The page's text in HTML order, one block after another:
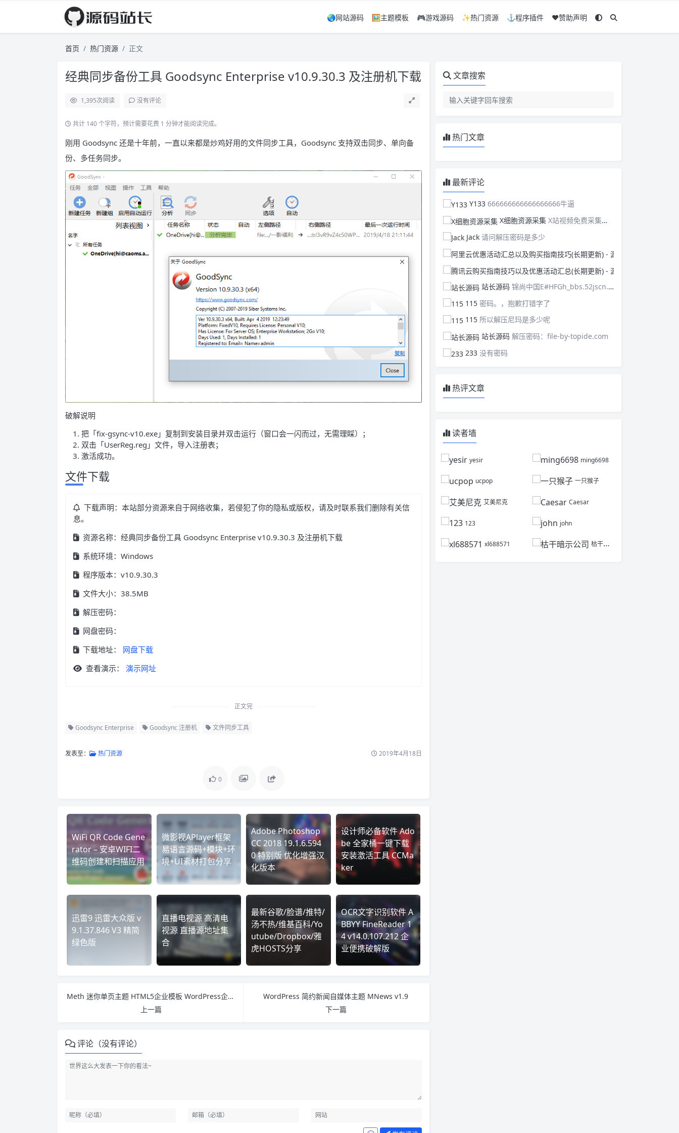
🌏网站源码 🖼️主题模板 🎮游戏源码 ✨热门资源 ⚓程序插件 ❤️赞助声明
首页 热门资源 正文
经典同步备份工具 Goodsync Enterprise v10.9.30.3 及注册机下载
1,395次阅读 没有评论
共计 140 个字符，预计需要花费 1 分钟才能阅读完成。
刚用 Goodsync 还是十年前，一直以来都是炒鸡好用的文件同步工具，Goodsync 支持双击同步、单向备
份、多任务同步。
破解说明
把「fix-gsync-v10.exe」复制到安装目录并双击运行（窗口会一闪而过，无需理睬）；
双击「UserReg.reg」文件，导入注册表；
激活成功。
文件下载
下载声明：本站部分资源来自于网络收集，若侵犯了你的隐私或版权，请及时联系我们删除有关信
息。
资源名称：经典同步备份工具 Goodsync Enterprise v10.9.30.3 及注册机下载
系统环境：Windows
程序版本：v10.9.30.3
文件大小：38.5MB
解压密码：
网盘密码：
下载地址：
网盘下载
查看演示：
演示网址
正文完
Goodsync Enterprise Goodsync 注册机 文件同步工具
发表至： 热门资源 2019年4月18日
0
WiFi QR Code Gene
rator – 安卓WIFI二
维码创建和扫描应用
微影视APlayer框架
易语言源码+模块+环
境+UI素材打包分享
Adobe Photoshop
CC 2018 19.1.6.594
0 特别版 优化增强汉
化版本
设计师必备软件 Ado
be 全家桶一键下载
安装激活工具 CCMa
ker
迅雷9 迅雷大众版 v
9.1.37.846 V3 精简
绿色版
直播电视源 高清电
视源 直播源地址集
合
最新谷歌/脸谱/推特/
汤不热/维基百科/Yo
utube/Dropbox/雅
虎HOSTS分享
OCR文字识别软件 A
BBYY FineReader 1
4 v14.0.107.212 企
业便携破解版
Meth 迷你单页主题 HTML5企业模板 WordPress企业主题
上一篇
WordPress 简约新闻自媒体主题 MNews v1.9
下一篇
评论（没有评论）
文章搜索
热门文章
最新评论
Y133 666666666666666666牛逼
X细胞资源采集 X站视频免费采集，可以适配此CMS，含免费模板。有需要的站长可以看看xxibaozyw.com
Jack 请问解压密码是多少
站长源码 锦尚中国E#HFGh_bbs.52jscn.comEYzhibo8
115 密码。，抱歉打错字了
115 所以解压尼玛是多少呢
站长源码 解压密码：file-by-topide.com
233 没有密码
热评文章
读者墙
yesir ming6698
ucpop 一只猴子
艾美尼克 Caesar
123 john
xl688571 枯干暗示公司